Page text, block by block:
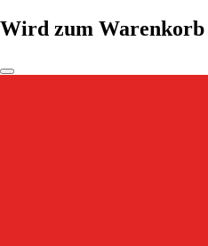
Wird zum Warenkorb